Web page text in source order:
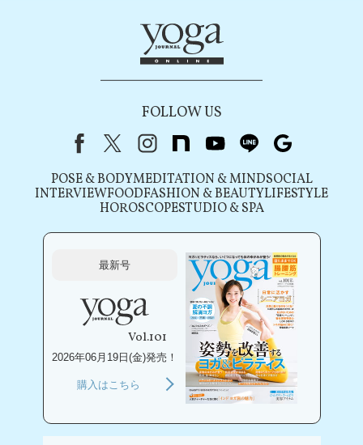
FOLLOW US
FacebookX（旧Twitter）
instagram
note youtubeline
POSE & BODYMEDITATION & MINDSOCIAL
INTERVIEWFOODFASHION & BEAUTYLIFESTYLE
HOROSCOPESTUDIO & SPA
最新号
Vol.101
2026年06月19日(金)発売！
購入はこちら